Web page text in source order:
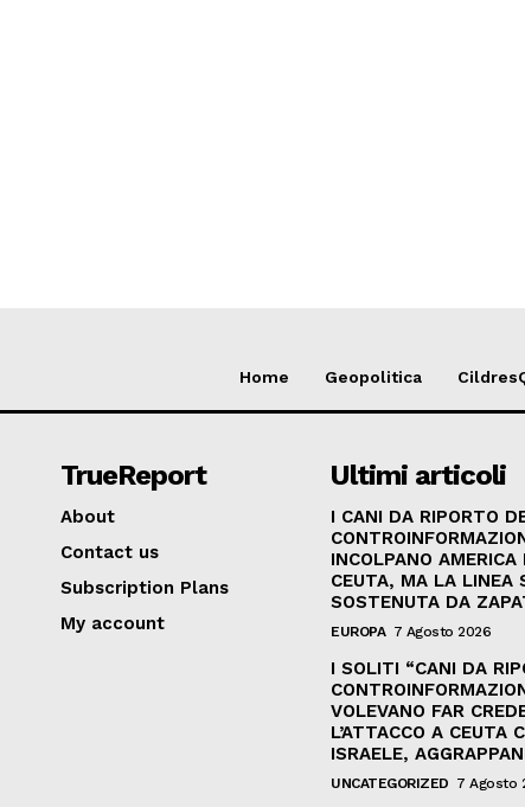
Home Geopolitica
TrueReport
About
Contact us
Subscription Plans
My account
Ultimi articoli
I CANI DA RIPORTO
INCOLPANO AMERICA
CEUTA, MA LA LINEA
SOSTENUTA DA
EUROPA 7 Agosto 2026
I SOLITI “CANI DA
VOLEVANO FAR
L’ATTACCO A CEUTA
ISRAELE,
UNCATEGORIZED 7 Agosto